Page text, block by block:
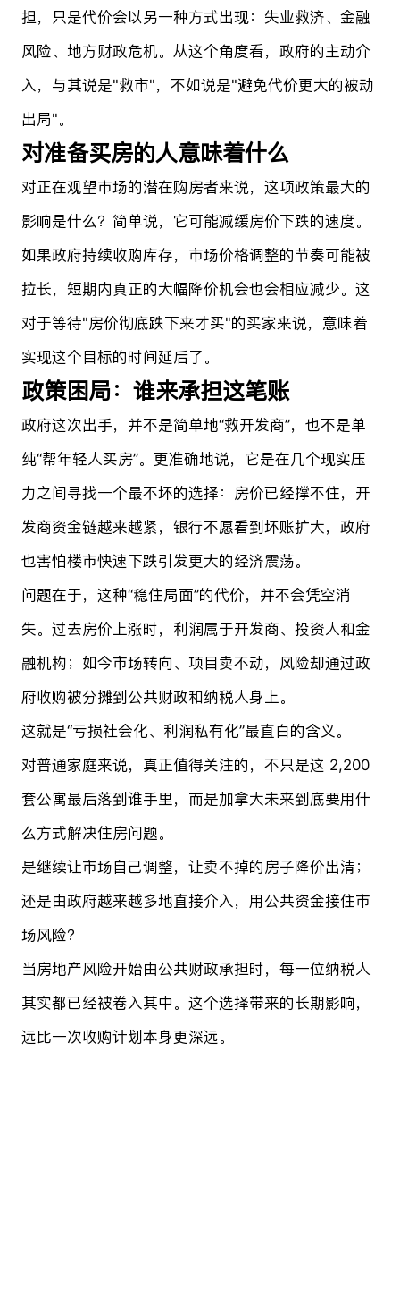
担，只是代价会以另一种方式出现：失业救济、金融
风险、地方财政危机。从这个角度看，政府的主动介
入，与其说是"救市"，不如说是"避免代价更大的被动
出局"。
对准备买房的人意味着什么
对正在观望市场的潜在购房者来说，这项政策最大的
影响是什么？简单说，它可能减缓房价下跌的速度。
如果政府持续收购库存，市场价格调整的节奏可能被
拉长，短期内真正的大幅降价机会也会相应减少。这
对于等待"房价彻底跌下来才买"的买家来说，意味着
实现这个目标的时间延后了。
政策困局：谁来承担这笔账
政府这次出手，并不是简单地“救开发商”，也不是单
纯“帮年轻人买房”。更准确地说，它是在几个现实压
力之间寻找一个最不坏的选择：房价已经撑不住，开
发商资金链越来越紧，银行不愿看到坏账扩大，政府
也害怕楼市快速下跌引发更大的经济震荡。
问题在于，这种“稳住局面”的代价，并不会凭空消
失。过去房价上涨时，利润属于开发商、投资人和金
融机构；如今市场转向、项目卖不动，风险却通过政
府收购被分摊到公共财政和纳税人身上。
这就是“亏损社会化、利润私有化”最直白的含义。
对普通家庭来说，真正值得关注的，不只是这 2,200
套公寓最后落到谁手里，而是加拿大未来到底要用什
么方式解决住房问题。
是继续让市场自己调整，让卖不掉的房子降价出清；
还是由政府越来越多地直接介入，用公共资金接住市
场风险？
当房地产风险开始由公共财政承担时，每一位纳税人
其实都已经被卷入其中。这个选择带来的长期影响，
远比一次收购计划本身更深远。